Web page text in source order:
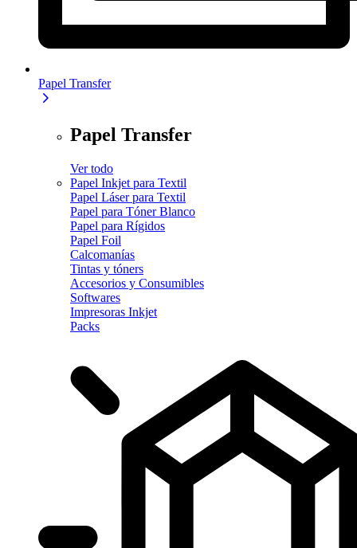
Papel Transfer
Papel Transfer
Ver todo
Papel Inkjet para Textil
Papel Láser para Textil
Papel para Tóner Blanco
Papel para Rígidos
Papel Foil
Calcomanías
Tintas y tóners
Accesorios y Consumibles
Softwares
Impresoras Inkjet
Packs